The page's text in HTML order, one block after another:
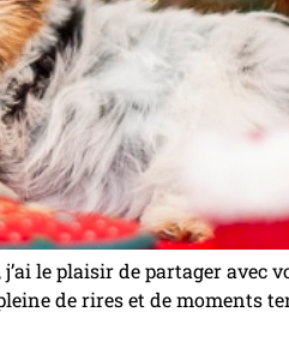
le plaisir de partager
de rires et de moments